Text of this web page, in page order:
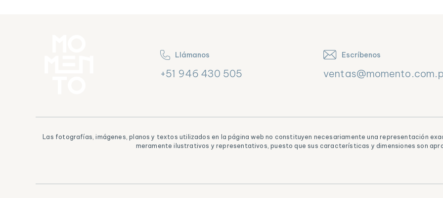
Llámanos
+51 946 430 505
Escríbenos
Las fotografías, imágenes, planos y textos utilizados en la página web no constituyen necesariamente una representación
meramente ilustrativos y representativos, puesto que sus características y dimensiones son